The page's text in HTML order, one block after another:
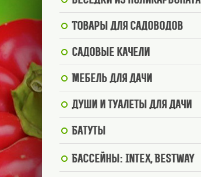
Товары для садоводов
Садовые качели
Мебель для дачи
Души и туалеты для дачи
Батуты
Бассейны: Intex, BestWay